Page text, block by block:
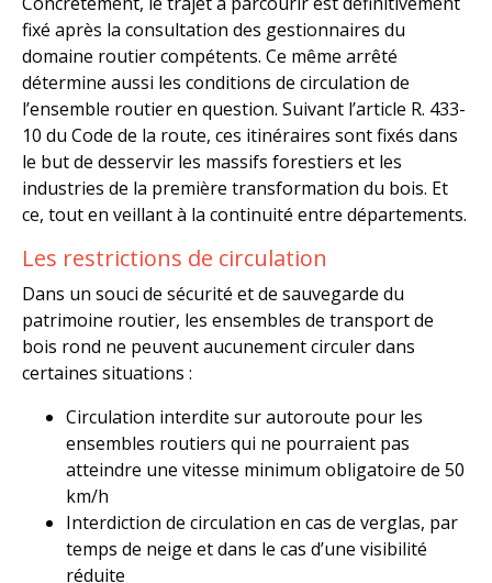
fixé après la consultation des gestionnaires du
domaine routier compétents. Ce même arrêté
détermine aussi les conditions de circulation de
l’ensemble routier en question. Suivant l’article R. 433-
10 du Code de la route, ces itinéraires sont fixés dans
le but de desservir les massifs forestiers et les
industries de la première transformation du bois. Et
ce, tout en veillant à la continuité entre départements.
Les restrictions de circulation
Dans un souci de sécurité et de sauvegarde du
patrimoine routier, les ensembles de transport de
bois rond ne peuvent aucunement circuler dans
certaines situations :
Circulation interdite sur autoroute pour les
ensembles routiers qui ne pourraient pas
atteindre une vitesse minimum obligatoire de 50
km/h
Interdiction de circulation en cas de verglas, par
temps de neige et dans le cas d’une visibilité
réduite